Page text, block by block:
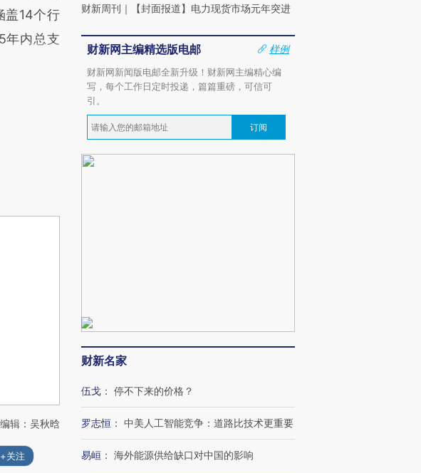
盖14个行
年内总支
辑：吴秋晗
+关注
财新周刊 ｜ 【封面报道】电力现货市场元年突进
财新网主编精选版电邮
样例
财新网新闻版电邮全新升级！财新网主编精心编
写，每个工作日定时投递，篇篇重磅，可信可
引。
订阅
财新名家
伍戈 ： 停不下来的价格？
罗志恒 ： 中美人工智能竞争：道路比技术更重要
易峘 ： 海外能源供给缺口对中国的影响